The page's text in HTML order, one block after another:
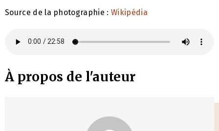
Source de la photographie : Wikipédia
À propos de l'auteur